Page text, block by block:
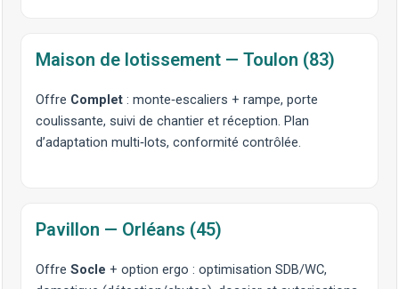
Maison de lotissement — Toulon (83)
Offre Complet :monte‑escaliers +rampe, porte
coulissante, suivi de chantier et réception. Plan
d’adaptation multi‑lots, conformité contrôlée.
Pavillon — Orléans (45)
OffreSocle + option ergo : optimisation SDB/WC,